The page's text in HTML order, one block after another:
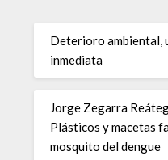
Deterioro ambiental,
inmediata
Jorge Zegarra
Plásticos y macetas
mosquito del dengue